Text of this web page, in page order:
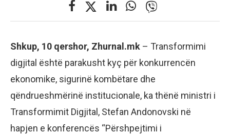
Shkup, 10 qershor, Zhurnal.mk – Transformimi
digjital është parakusht kyç për konkurrencën
ekonomike, sigurinë kombëtare dhe
qëndrueshmërinë institucionale, ka thënë ministri i
Transformimit Digjital, Stefan Andonovski në
hapjen e konferencës “Përshpejtimi i